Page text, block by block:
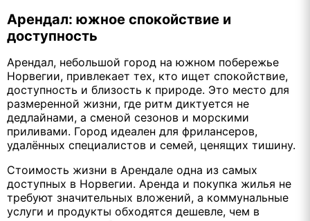
Арендал: южное спокойствие и
доступность
Арендал, небольшой город на южном побережье
Норвегии, привлекает тех, кто ищет спокойствие,
доступность и близость к природе. Это место для
размеренной жизни, где ритм диктуется не
дедлайнами, а сменой сезонов и морскими
приливами. Город идеален для фрилансеров,
удалённых специалистов и семей, ценящих тишину.
Стоимость жизни в Арендале одна из самых
доступных в Норвегии. Аренда и покупка жилья не
требуют значительных вложений, а коммунальные
услуги и продукты обходятся дешевле, чем в